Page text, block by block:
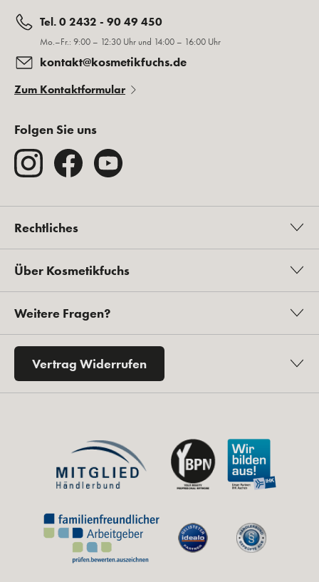
Tel. 0 2432 - 90 49 450
Mo.–Fr.: 9:00 – 12:30 Uhr und 14:00 – 16:00 Uhr
kontakt@kosmetikfuchs.de
Zum Kontaktformular
Folgen Sie uns
Rechtliches
Über Kosmetikfuchs
Weitere Fragen?
Vertrag Widerrufen